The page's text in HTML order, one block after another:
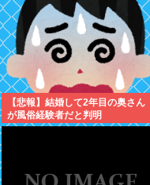
【悲報】結婚して2年目の奥さん
が風俗経験者だと判明